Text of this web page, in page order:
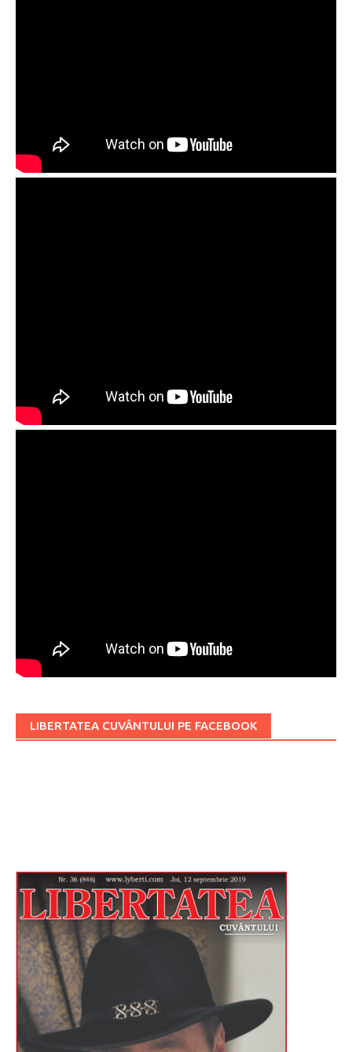
LIBERTATEA CUVÂNTULUI PE FACEBOOK